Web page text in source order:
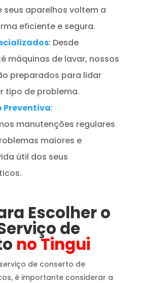
seus aparelhos voltem a
eficiente e segura.
: Desde
máquinas de lavar, nossos
preparados para lidar
tipo de problema.
Preventiva:
manutenções regulares
maiores e
útil dos seus
Escolher o
de
no Tingui
de conserto de
é importante considerar a